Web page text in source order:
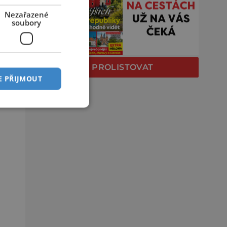
PROLISTOVAT
Nezařazené
soubory
PŘIJMOUT